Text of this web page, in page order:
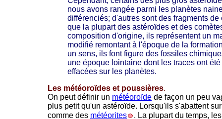
nous avons rangée parmi les planètes
différenciés; d'autres sont des fragments
que la plupart des astéroïdes et des
composition d'origine, ils représentent un
modifié remontant à l'époque de la
un sens, ils font figure des fossiles
une époque lointaine dont les traces ont
effacées sur les planètes.
Les météoroïdes et poussières.
On peut définir un météoroïde de façon un peu
plus petit qu'un astéroïde. Lorsqu'ils s'abattent
comme des météorites . La plupart du temps,